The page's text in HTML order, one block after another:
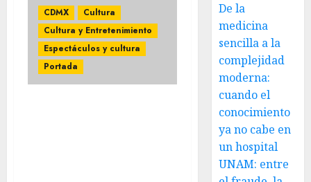
CDMX
Cultura
Cultura y Entretenimiento
Espectáculos y cultura
Portada
De la
medicina
sencilla a la
complejidad
moderna:
cuando el
conocimiento
ya no cabe en
un hospital
UNAM: entre